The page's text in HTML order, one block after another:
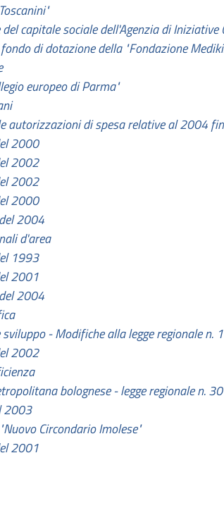
capitale sociale dell'Agenzia di Iniziative
di dotazione della "Fondazione
europeo di Parma"
di spesa relative al 2004
2000
2002
2002
2000
2004
d'area
1993
2001
2004
- Modifiche alla legge regionale n.
2002
bolognese - legge regionale n.
2003
Circondario Imolese"
2001